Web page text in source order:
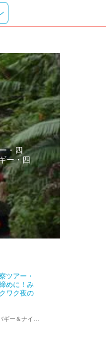
・四
ー・四
ツアー・
めに！み
ワク夜の
トウォッチングガイドサービス